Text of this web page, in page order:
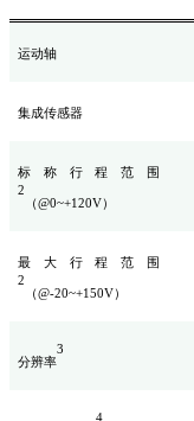
运动轴
集成传感器
标称行程范围
2
（@0~+120V）
最大行程范围
2
（@-20~+150V）
分辨率
3
4